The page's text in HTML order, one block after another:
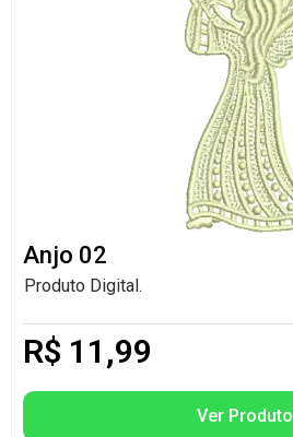
Anjo 02
Produto Digital.
R$ 11,99
Ver Produto